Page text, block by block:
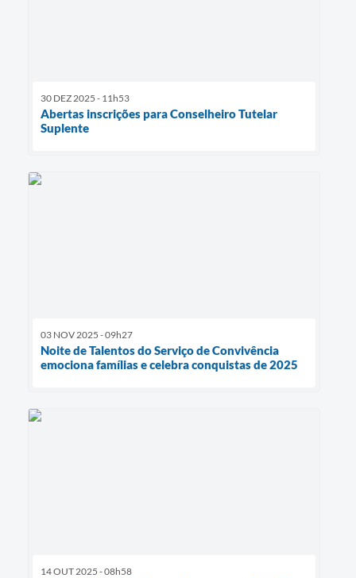
30 DEZ 2025 - 11h53
Abertas inscrições para Conselheiro Tutelar
Suplente
03 NOV 2025 - 09h27
Noite de Talentos do Serviço de Convivência
emociona famílias e celebra conquistas de 2025
14 OUT 2025 - 08h58